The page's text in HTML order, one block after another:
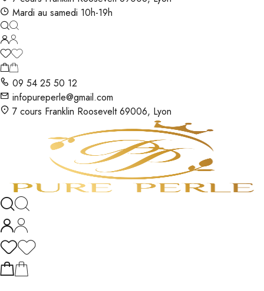
Mardi au samedi 10h-19h
09 54 25 50 12
infopureperle@gmail.com
7 cours Franklin Roosevelt 69006, Lyon